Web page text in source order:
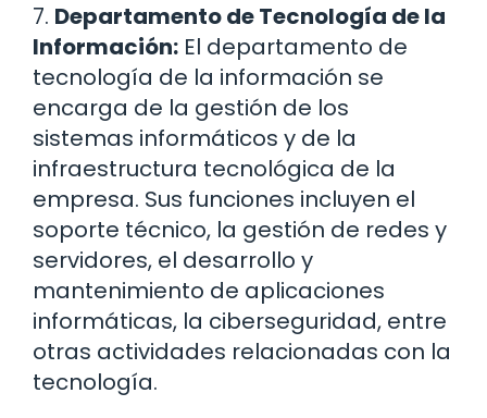
7. Departamento de Tecnología de la
Información: El departamento de
tecnología de la información se
encarga de la gestión de los
sistemas informáticos y de la
infraestructura tecnológica de la
empresa. Sus funciones incluyen el
soporte técnico, la gestión de redes y
servidores, el desarrollo y
mantenimiento de aplicaciones
informáticas, la ciberseguridad, entre
otras actividades relacionadas con la
tecnología.